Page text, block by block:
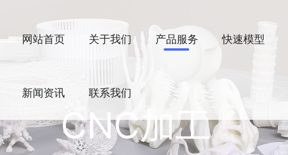
网站首页 关于我们 产品服务 快速模型
新闻资讯 联系我们
CNC加工